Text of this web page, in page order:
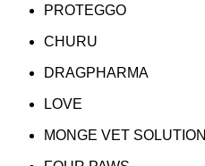
PROTEGGO
CHURU
DRAGPHARMA
LOVE
MONGE VET SOLUTION